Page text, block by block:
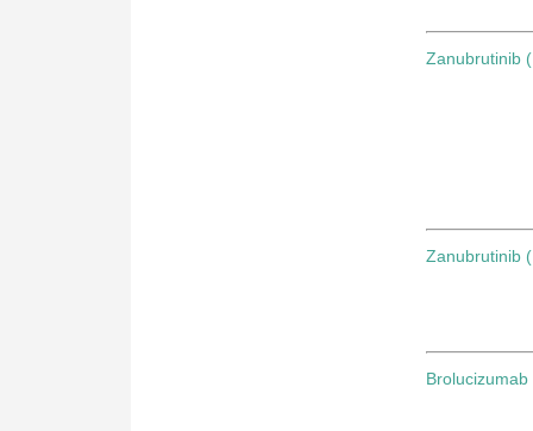
Zanubrutinib
Zanubrutinib
Brolucizumab